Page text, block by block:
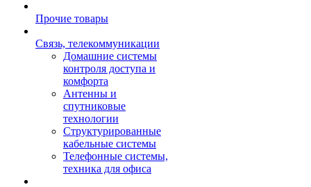
Прочие товары
Связь, телекоммуникации
Домашние системы
контроля доступа и
комфорта
Антенны и
спутниковые
технологии
Структурированные
кабельные системы
Телефонные системы,
техника для офиса